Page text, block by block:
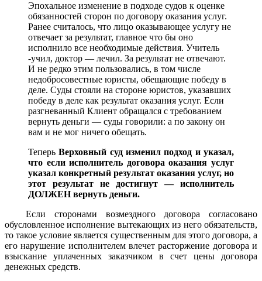
Эпохальное изменение в подходе судов к оценке
обязанностей сторон по договору оказания услуг.
Ранее считалось, что лицо оказывающее услугу не
отвечает за результат, главное что бы оно
исполнило все необходимые действия. Учитель
-учил, доктор — лечил. За результат не отвечают.
И не редко этим пользовались, в том числе
недобросовестные юристы, обещающие победу в
деле. Суды стояли на стороне юристов, указавших
победу в деле как результат оказания услуг. Если
разгневанный Клиент обращался с требованием
вернуть деньги — суды говорили: а по закону он
вам и не мог ничего обещать.
ТеперьВерховный суд изменил подход и указал,
что если исполнитель договора оказания услуг
указал конкретный результат оказания услуг, но
этот результат не достигнут — исполнитель
ДОЛЖЕН вернуть деньги.
Если сторонами возмездного договора согласовано
обусловленное исполнение вытекающих из него обязательств,
то такое условие является существенным для этого договора, а
его нарушение исполнителем влечет расторжение договора и
взыскание уплаченных заказчиком в счет цены договора
денежных средств.